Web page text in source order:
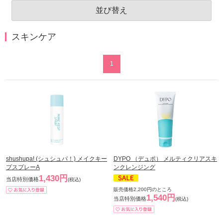
並び替え
スキンケア
1
shushupa! (シュシュパ！) メイクキー
プスプレーA
当店特別価格1,430円 (税込)
DYPO （デュポ） メルティクリアスキ
ンクレンジング
販売価格2,200円のところ
当店特別価格1,540円 (税込)